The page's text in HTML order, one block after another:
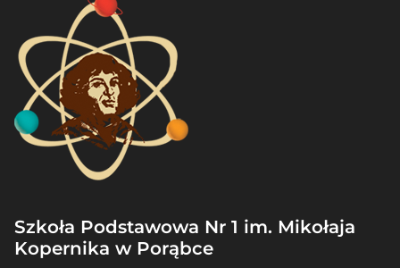
Szkoła Podstawowa Nr 1 im. Mikołaja
Kopernika w Porąbce